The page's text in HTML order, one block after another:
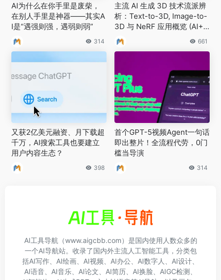
AI为什么在你手里是废柴，
在别人手里是神器——其实A
I是“遇强则强，遇弱则弱”
314
主流 AI 生成 3D 技术流派辨
析：Text-to-3D, Image-to-
3D 与 NeRF 应用概览 (AI+3
D 产品经理笔记 S2E02) 661
又获2亿美元融资、月下载超
千万，AI搜索工具也要建立
用户内容生态？
398
首个GPT-5视频Agent一句话
即出整片！全流程代劳，0门
槛当导演
314
AI工具导航（www.aigcbb.com）是国内使用人数众多的
一个AI导航站。收录了国内外主流人工智能工具，分类包
括AI写作、AI绘画、AI视频、AI办公、AI数字人、AI设计、
AI语音、AI音乐、AI论文、AI简历、AI换脸、AIGC检测、